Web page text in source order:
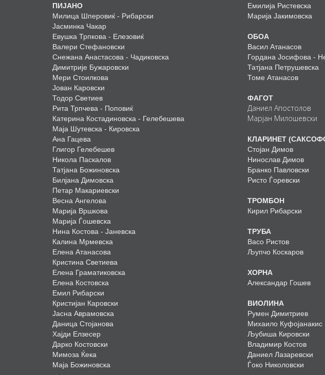
ПИЈАНО
Милица Шперовиќ - Рибарски
Јасминка Чакар
Евушка Трпкова - Елезовиќ
Валери Стефановски
Снежана Анастасова - Чадиковска
Димитрије Бужаровски
Мери Стоилкова
Јован Каровски
Тодор Светиев
Рита Трпчева - Поповиќ
Катерина Костадиновска - Гелебешева
Маја Шутевска - Кировска
Ана Гацева
Глигор Гелебешев
Никола Паскалов
Татјана Божиновска
Билјана Димовска
Петар Макариевски
Весна Ангелова
Марија Вршкова
Марија Ѓошевска
Нина Костова - Јаневска
Калина Мрмевска
Елена Атанасова
Кристина Светиева
Елена Граматиковска
Елена Костовска
Емил Рибарски
Кристијан Каровски
Јасна Аврамовска
Даница Стојанова
Хајди Елзесер
Дарко Костовски
Мимоза Ќека
Маја Божиновска
Емилија Ристевска
Марија Јакимовска
ОБОА
Васил Атанасов
Гордана Јосифова -
Татјана Петрушевска
Томе Атанасов
ФАГОТ
Даниел Апостолов
Марјан Милошевски
КЛАРИНЕТ
Стојан Димов
Нинослав Димов
Бранко Павловски
Ристо Ѓоревски
ТРОМБОН
Кирил Рибарски
ТРУБА
Васо Ристов
Љупчо Коскаров
ХОРНА
Александар Гошев
ВИОЛИНА
Румен Димитриев
Михаило Куфојанакис
Љубиша Кировски
Владимир Костов
Даниел Лазаревски
Ѓоко Николовски